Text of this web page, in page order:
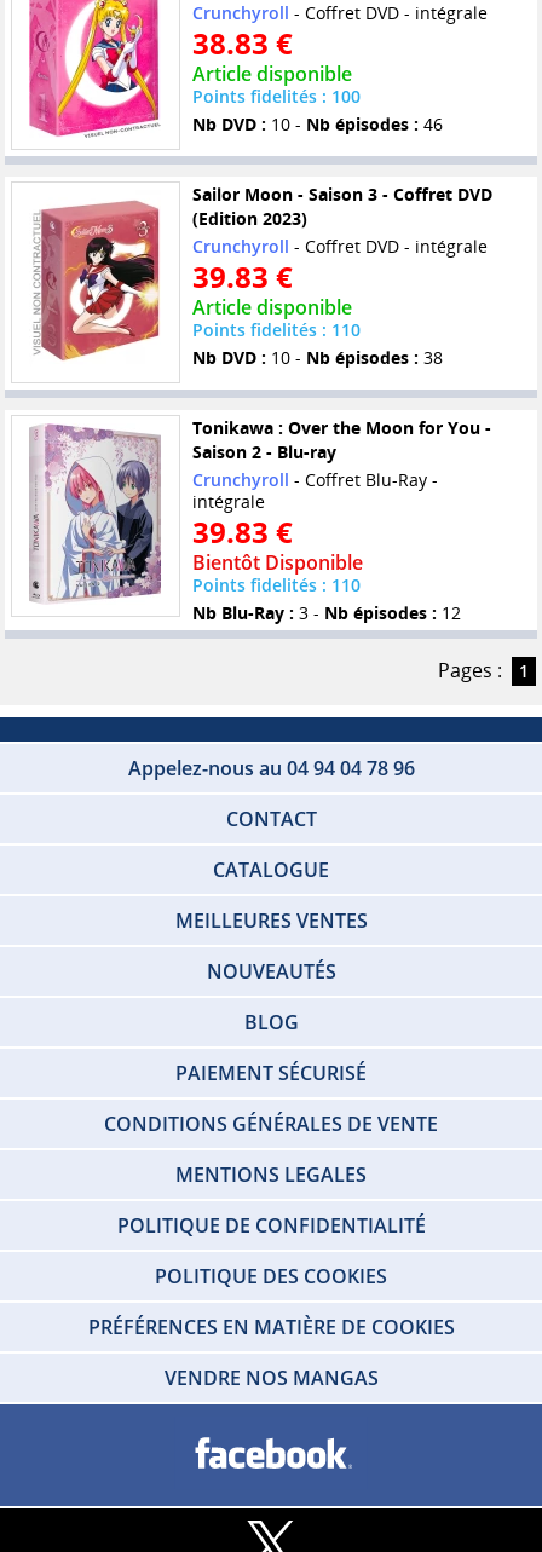
Crunchyroll - Coffret DVD - intégrale
38.83 €
Article disponible
Points fidelités : 100
Nb DVD : 10 - Nb épisodes : 46
Sailor Moon - Saison 3 - Coffret DVD
(Edition 2023)
Crunchyroll - Coffret DVD - intégrale
39.83 €
Article disponible
Points fidelités : 110
Nb DVD : 10 - Nb épisodes : 38
Tonikawa : Over the Moon for You -
Saison 2 - Blu-ray
Crunchyroll - Coffret Blu-Ray -
intégrale
39.83 €
Bientôt Disponible
Points fidelités : 110
Nb Blu-Ray : 3 - Nb épisodes : 12
Pages : 1
Appelez-nous au 04 94 04 78 96
CONTACT
CATALOGUE
MEILLEURES VENTES
NOUVEAUTÉS
BLOG
PAIEMENT SÉCURISÉ
CONDITIONS GÉNÉRALES DE VENTE
MENTIONS LEGALES
POLITIQUE DE CONFIDENTIALITÉ
POLITIQUE DES COOKIES
PRÉFÉRENCES EN MATIÈRE DE COOKIES
VENDRE NOS MANGAS